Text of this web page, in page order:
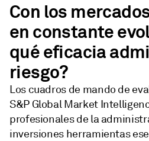
Con los
en constante
qué eficacia
riesgo?
Los cuadros de mando de
S&P Global Market
profesionales de la
inversiones herramientas